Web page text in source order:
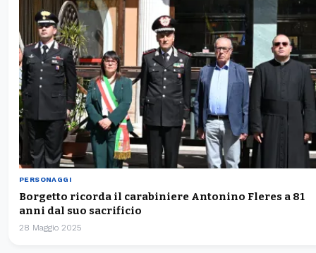
PERSONAGGI
Borgetto ricorda il carabiniere Antonino Fleres a 81
anni dal suo sacrificio
28 Maggio 2025